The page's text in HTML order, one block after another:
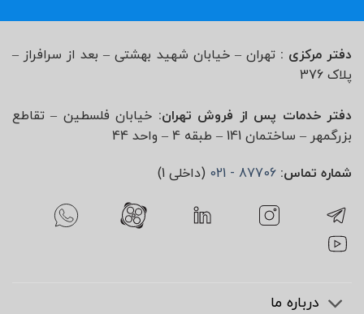
دفتر مرکزی : تهران – خیابان شهید بهشتی – بعد از سرافراز –
پلاک 376
دفتر خدمات پس از فروش تهران: خیابان فلسطین – تقاطع
بزرگمهر – ساختمان 141 – طبقه 4 – واحد 44
شماره تماس: 87706 - 021 (داخلی 1)
درباره ما